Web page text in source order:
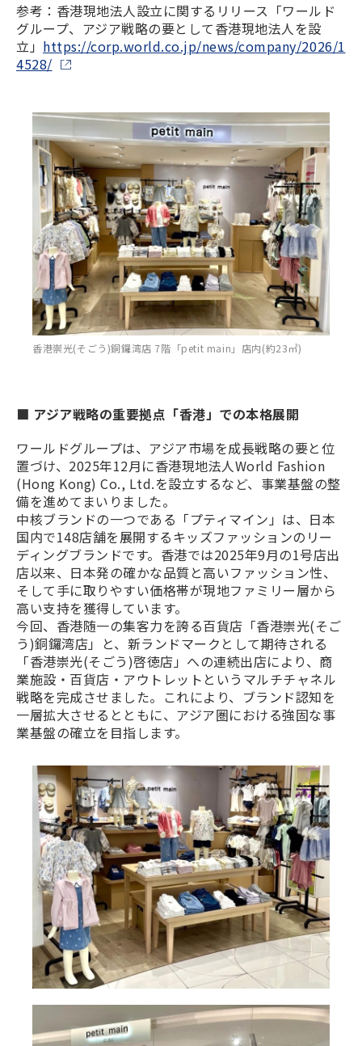
参考：香港現地法人設立に関するリリース「ワールド
グループ、アジア戦略の要として香港現地法人を設
立」 https://corp.world.co.jp/news/company/2026/1
4528/
香港崇光(そごう)銅鑼湾店 7階「petit main」店内(約23㎡)
■ アジア戦略の重要拠点「香港」での本格展開
ワールドグループは、アジア市場を成長戦略の要と位
置づけ、2025年12月に香港現地法人World Fashion
(Hong Kong) Co., Ltd.を設立するなど、事業基盤の整
備を進めてまいりました。
中核ブランドの一つである「プティマイン」は、日本
国内で148店舗を展開するキッズファッションのリー
ディングブランドです。香港では2025年9月の1号店出
店以来、日本発の確かな品質と高いファッション性、
そして手に取りやすい価格帯が現地ファミリー層から
高い支持を獲得しています。
今回、香港随一の集客力を誇る百貨店「香港崇光(そご
う)銅鑼湾店」と、新ランドマークとして期待される
「香港崇光(そごう)啓徳店」への連続出店により、商
業施設・百貨店・アウトレットというマルチチャネル
戦略を完成させました。これにより、ブランド認知を
一層拡大させるとともに、アジア圏における強固な事
業基盤の確立を目指します。